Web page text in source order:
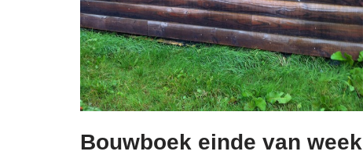
Bouwboek einde van week